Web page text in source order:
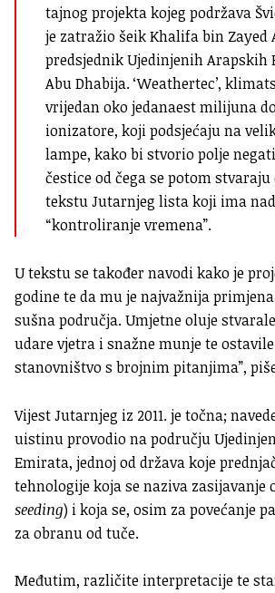
tajnog projekta kojeg podržava
je zatražio šeik Khalifa bin Zayed
predsjednik Ujedinjenih Arapskih
Abu Dhabija. ‘Weathertec’,
vrijedan oko jedanaest milijuna
ionizatore, koji podsjećaju na
lampe, kako bi stvorio polje
čestice od čega se potom
tekstu Jutarnjeg lista koji ima
“kontroliranje vremena”.
U tekstu se također navodi kako je
godine te da mu je najvažnija
sušna područja. Umjetne oluje
udare vjetra i snažne munje te
stanovništvo s brojnim pitanjima”,
Vijest Jutarnjeg iz 2011. je točna;
uistinu provodio na području
Emirata, jednoj od država koje
tehnologije koja se naziva zasijavanje
seeding) i koja se, osim za povećanje
za obranu od tuče.
Međutim, različite interpretacije te